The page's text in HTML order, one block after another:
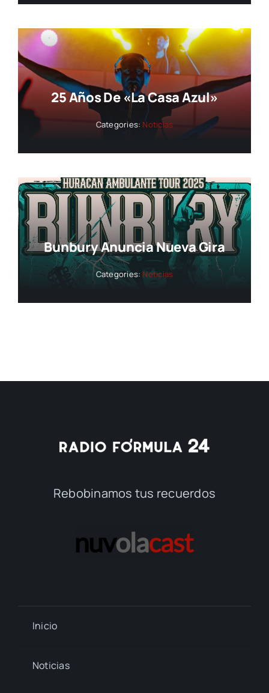
25 Años De «La Casa Azul»
Categories: Noticias
Bunbury Anuncia Nueva Gira
Categories: Noticias
Rebobinamos tus recuerdos
Inicio
Noticias